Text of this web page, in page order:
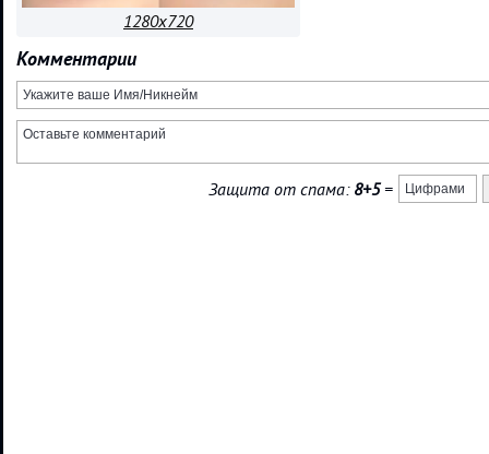
1280x720
Комментарии
Защита от спама: 8+5=